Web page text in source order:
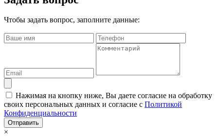
Чтобы задать вопрос, заполните данные:
Нажимая на кнопку ниже, Вы даете согласие на обработку
своих персональных данных и согласие с Политикой
Конфиденциальности
Отправить
×